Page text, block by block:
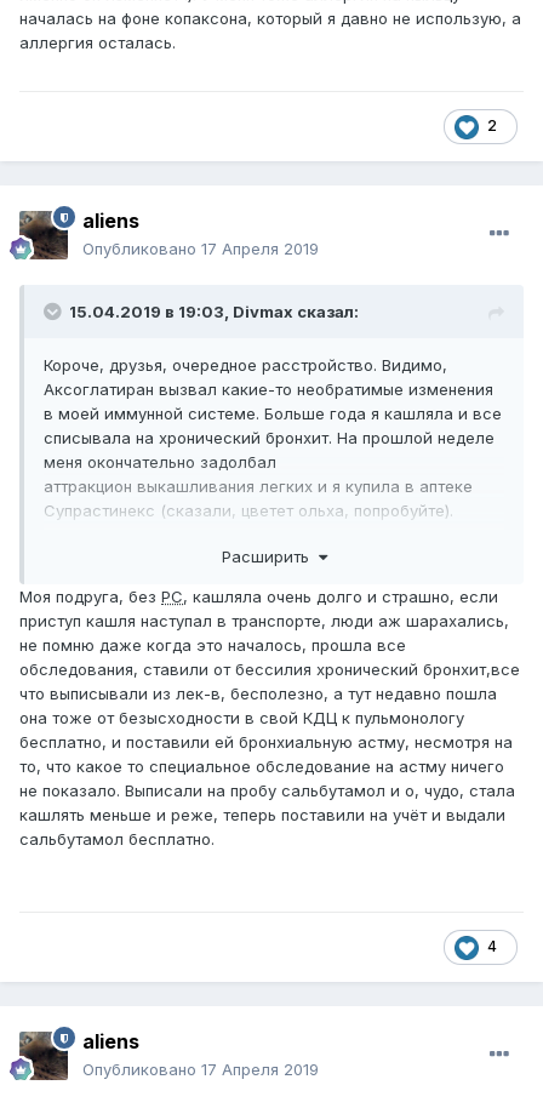
началась на фоне копаксона, который я давно не использую, а
аллергия осталась.
2
aliens
Опубликовано 17 Апреля 2019
15.04.2019 в 19:03, Divmax сказал:
Короче, друзья, очередное расстройство. Видимо,
Аксоглатиран вызвал какие-то необратимые изменения
в моей иммунной системе. Больше года я кашляла и все
списывала на хронический бронхит. На прошлой неделе
меня окончательно задолбал
аттракцион выкашливания легких и я купила в аптеке
Супрастинекс (сказали, цветет ольха, попробуйте).
атопический дерматит + бронхиальная астма. Я так
всегда, философский - чо делать? К аллергологу бежать
за аллергопробами и лекарствами? Это вообще как то
притормозить можно? или все, сложить лапки и
наслаждаться антигистаминными?
Расширить
Моя подруга, без РС, кашляла очень долго и страшно, если
приступ кашля наступал в транспорте, люди аж шарахались,
не помню даже когда это началось, прошла все
обследования, ставили от бессилия хронический бронхит,все
что выписывали из лек-в, бесполезно, а тут недавно пошла
она тоже от безысходности в свой КДЦ к пульмонологу
бесплатно, и поставили ей бронхиальную астму, несмотря на
то, что какое то специальное обследование на астму ничего
не показало. Выписали на пробу сальбутамол и о, чудо, стала
кашлять меньше и реже, теперь поставили на учёт и выдали
сальбутамол бесплатно.
4
aliens
Опубликовано 17 Апреля 2019